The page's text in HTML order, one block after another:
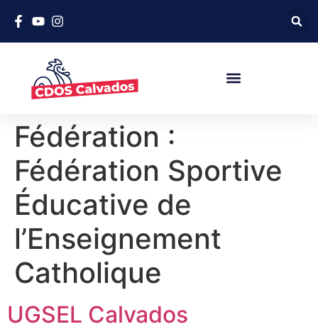
Fédération :
Fédération Sportive
Éducative de
l’Enseignement
Catholique
UGSEL Calvados